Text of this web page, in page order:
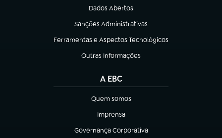
Dados Abertos
(abre em nova aba)
Sanções Administrativas
(abre em nova aba)
Ferramentas e Aspectos Tecnológicos
(abre em nova aba)
Outras Informações
(abre em nova aba)
A EBC
Quem somos
(abre em nova aba)
Imprensa
(abre em nova aba)
Governança Corporativa
(abre em nova aba)